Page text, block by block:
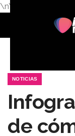
\n\n
NOTICIAS
de